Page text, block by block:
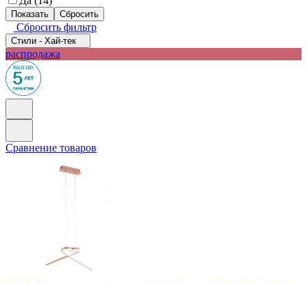
Сбросить фильтр
Стили - Хай-тек
распродажа
Сравнение товаров